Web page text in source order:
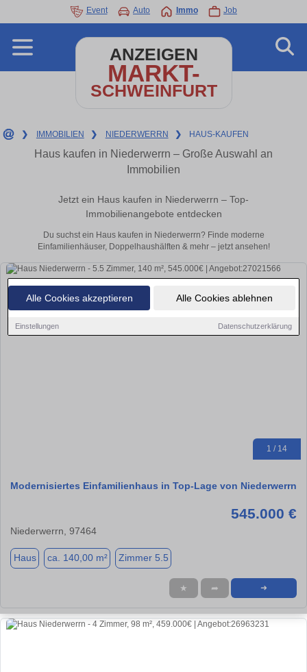
Alle Cookies akzeptieren Alle Cookies ablehnen
Einstellungen Datenschutzerklärung
Event Auto Immo Job
ANZEIGEN
MARKT-
SCHWEINFURT
❯ IMMOBILIEN ❯ NIEDERWERRN ❯ HAUS-KAUFEN
Haus kaufen in Niederwerrn – Große Auswahl an
Immobilien
Jetzt ein Haus kaufen in Niederwerrn – Top-
Immobilienangebote entdecken
Du suchst ein Haus kaufen in Niederwerrn? Finde moderne
Einfamilienhäuser, Doppelhaushälften & mehr – jetzt ansehen!
1 / 14
Modernisiertes Einfamilienhaus in Top-Lage von Niederwerrn
545.000 €
Niederwerrn, 97464
Haus ca. 140,00 m² Zimmer 5.5
★ ➦ ➜